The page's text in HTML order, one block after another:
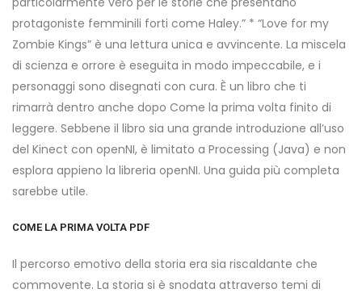
protagoniste femminili forti come Haley.” * “Love for my
Zombie Kings” è una lettura unica e avvincente. La miscela
di scienza e orrore è eseguita in modo impeccabile, e i
personaggi sono disegnati con cura. È un libro che ti
rimarrà dentro anche dopo Come la prima volta finito di
leggere. Sebbene il libro sia una grande introduzione all’uso
del Kinect con openNI, è limitato a Processing (Java) e non
esplora appieno la libreria openNI. Una guida più completa
sarebbe utile.
COME LA PRIMA VOLTA PDF
Il percorso emotivo della storia era sia riscaldante che
commovente. La storia si è snodata attraverso temi di